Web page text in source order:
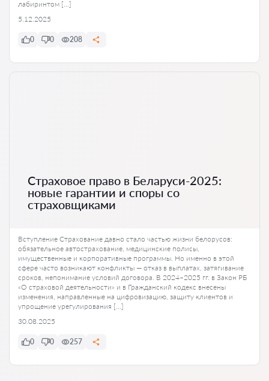
лабиринтом […]
5.12.2025
0 0 208
Страховое право в Беларуси-2025:
новые гарантии и споры со
страховщиками
Вступление Страхование давно стало частью жизни белорусов:
обязательное автострахование, медицинские полисы,
имущественные и корпоративные программы. Но именно в этой
сфере часто возникают конфликты — отказ в выплатах, затягивание
сроков, непонимание условий договора. В 2024–2025 гг. в Закон РБ
«О страховой деятельности» и в Гражданский кодекс внесены
изменения, направленные на цифровизацию, защиту клиентов и
упрощение урегулирования […]
30.08.2025
0 0 257